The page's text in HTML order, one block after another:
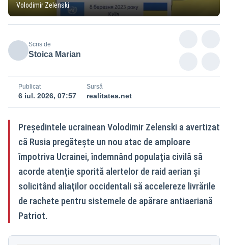
Volodimir Zelenski
Scris de
Stoica Marian
Publicat
6 iul. 2026, 07:57
Sursă
realitatea.net
Preşedintele ucrainean Volodimir Zelenski a avertizat
că Rusia pregăteşte un nou atac de amploare
împotriva Ucrainei, îndemnând populaţia civilă să
acorde atenţie sporită alertelor de raid aerian şi
solicitând aliaţilor occidentali să accelereze livrările
de rachete pentru sistemele de apărare antiaeriană
Patriot.